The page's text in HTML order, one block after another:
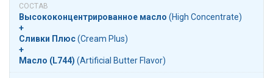
Высоко­­концентри­рован­ное масло ​​ (High Concentrate)
+
Сливки Плюс​​ (Cream Plus)
+
Масло (L744) ​​ (Artificial Butter Flavor)